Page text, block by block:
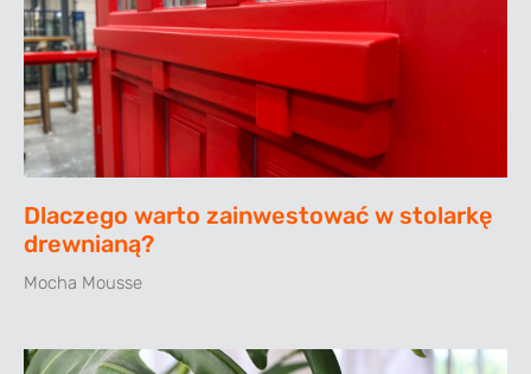
Dlaczego warto zainwestować w stolarkę
drewnianą?
Mocha Mousse